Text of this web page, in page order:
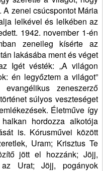
zenei csúcspontot Mária
lelkével és lelkében az
1942. november 1-én
zeneileg kísérte az
lakásába ment és véget
Igét vésték: „A világon
én legyőztem a világot”
zeneszerző
súlyos veszteséget
Életműve így
hordozza alkotója
is. Kórusművei között
Uram; Krisztus Te
jött el hozzánk; Jöjj,
Urat; Jöjj, pogányok